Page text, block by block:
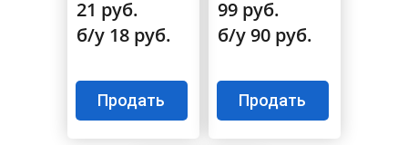
21 руб.
б/у 18 руб.
Продать
99 руб.
б/у 90 руб.
Продать